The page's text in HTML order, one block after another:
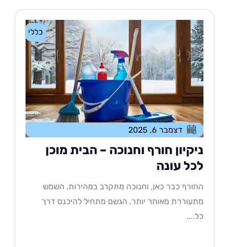
כללי
דצמבר 6, 2025
חורף וחנוכה – הבית מוכן
עונה
כבר כאן, וחנוכה מתקרב במהירות. השמש
מאוחר יותר, הגשם מתחיל להיכנס דרך